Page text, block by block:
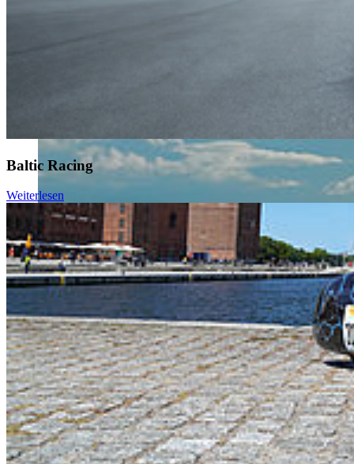
Baltic Racing
Weiterlesen